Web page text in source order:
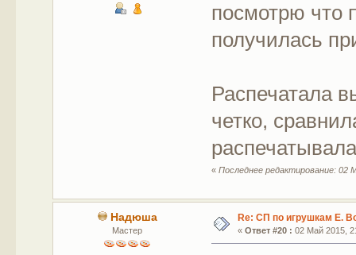
посмотрю что
получилась
Распечатала
четко,
«Последнее редактирование: 02
Надюша
Мастер
Re: СП по игрушкам Е.
« Ответ #20 : 02 Май 2015,